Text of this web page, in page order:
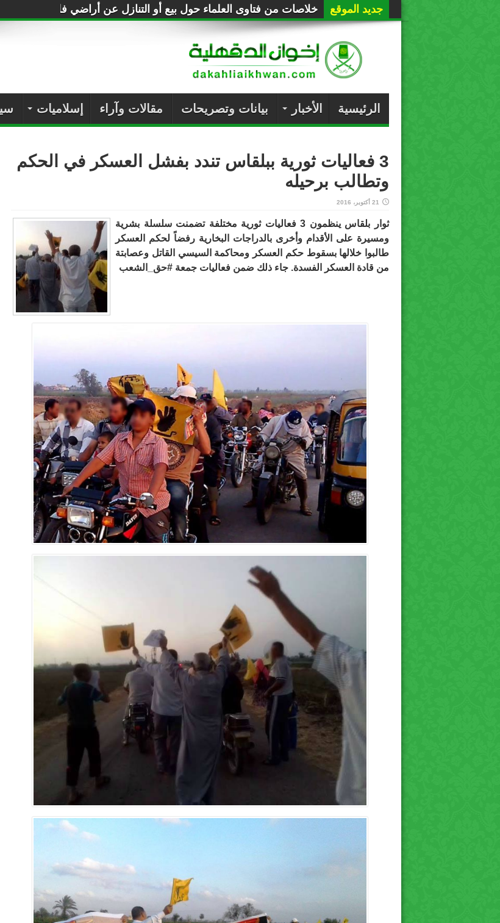
جديد الموقع خلاصات من فتاوى العلماء حول بيع أو التنازل عن أراضي فلسطين
حراسة عربية لصفقة القرن
الرئيسية الأخبار بيانات وتصريحات مقالات وآراء إسلاميات
3 فعاليات ثورية ببلقاس تندد بفشل العسكر في الحكم
وتطالب برحيله
21 أكتوبر، 2016
ثوار بلقاس ينظمون 3 فعاليات ثورية مختلفة تضمنت سلسلة بشرية
ومسيرة على الأقدام وأخرى بالدراجات البخارية رفضاً لحكم العسكر
طالبوا خلالها بسقوط حكم العسكر ومحاكمة السيسي القاتل وعصابتة
من قادة العسكر الفسدة. جاء ذلك ضمن فعاليات جمعة #حق_الشعب